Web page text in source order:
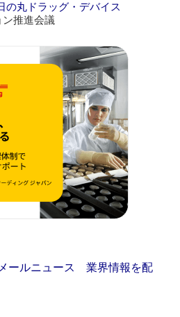
の丸ドラッグ・デバイス
推進会議
ールニュース 業界情報を配